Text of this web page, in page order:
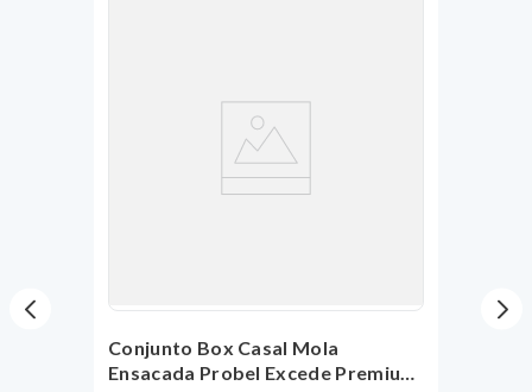
Conjunto Box Casal Mola
Ensacada Probel Excede Premium